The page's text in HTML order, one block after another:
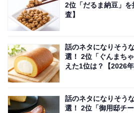
2位「だるま納豆」
査】
話のネタになりそう
選！ 2位「ぐんまち
えた1位は？【2026年
話のネタになりそう
選！ 2位「御用邸チ